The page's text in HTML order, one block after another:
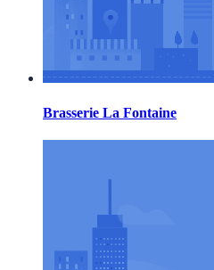
Brasserie La Fontaine